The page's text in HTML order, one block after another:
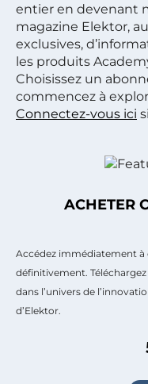
entier en devenant
magazine Elektor,
exclusives,
les produits
Choisissez un
commencez à
Connectez-vous ici
ACHETER
Accédez immédiatement à
définitivement.
dans l’univers de
d’Elektor.